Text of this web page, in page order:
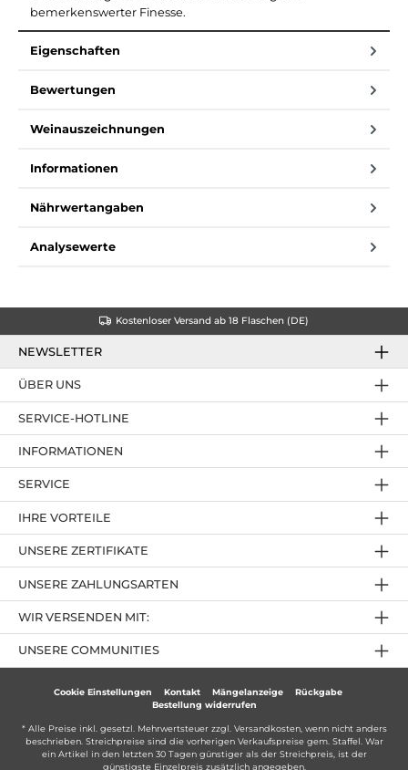
bemerkenswerter Finesse.
Eigenschaften
Bewertungen
Weinauszeichnungen
Informationen
Nährwertangaben
Analysewerte
Kostenloser Versand ab 18 Flaschen (DE)
NEWSLETTER
SERVICE-HOTLINE
IHRE VORTEILE
UNSERE ZAHLUNGSARTEN
ÜBER UNS
UNSERE ZERTIFIKATE
INFORMATIONEN
SERVICE
UNSERE COMMUNITIES
WIR VERSENDEN MIT:
Cookie Einstellungen Kontakt Mängelanzeige
Rückgabe
Bestellung widerrufen
* Alle Preise inkl. gesetzl. Mehrwertsteuer zzgl. Versandkosten, wenn nicht anders
beschrieben. Streichpreise sind die vorherigen Verkaufspreise gem. Staffel. War
ein Artikel in den letzten 30 Tagen günstiger als der Streichpreis, ist der
günstigste Einzelpreis zusätzlich angegeben.